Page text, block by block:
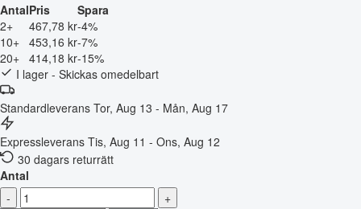
AntalPris
Spara
2+
467,78 kr-4%
10+ 453,16 kr-7%
20+ 414,18 kr-15%
I lager - Skickas omedelbart
Standardleverans Tor, Aug 13 - Mån, Aug 17
Expressleverans Tis, Aug 11 - Ons, Aug 12
30 dagars returrätt
Antal
-
+